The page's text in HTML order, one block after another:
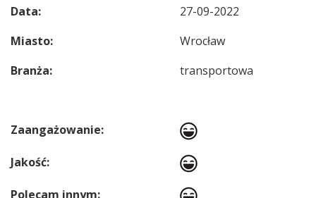
Data:
27-09-2022
Miasto:
Wrocław
Branża:
transportowa
Zaangażowanie:
Jakość:
Polecam innym: